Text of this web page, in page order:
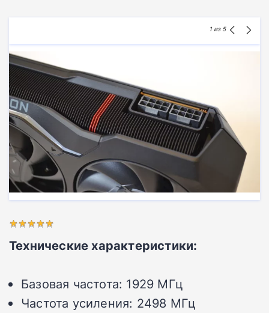
1 из 5
Технические характеристики:
Базовая частота: 1929 МГц
Частота усиления: 2498 МГц